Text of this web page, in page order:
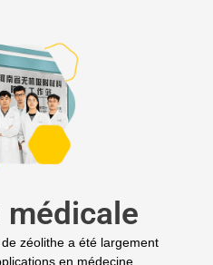
zéolithe a été largement
en médecine